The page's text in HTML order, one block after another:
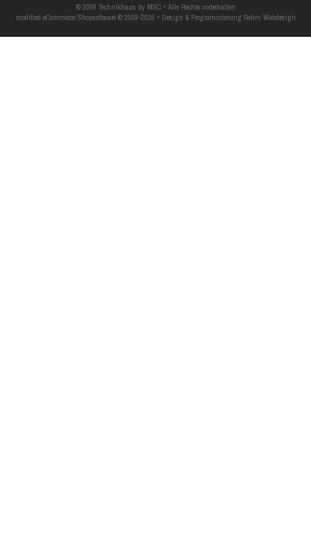
© 2026 Technikhaus by MSC • Alle Rechte vorbehalten
modified eCommerce Shopsoftware © 2009-2026 • Design & Programmierung Rehm Webdesign